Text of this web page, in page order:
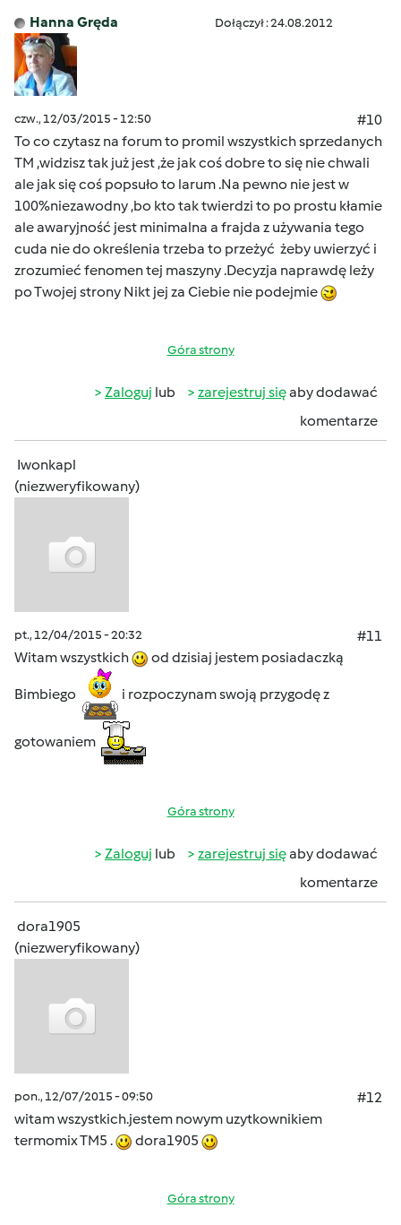
Hanna Gręda Dołączył : 24.08.2012
czw., 12/03/2015 - 12:50
#10
To co czytasz na forum to promil wszystkich sprzedanych
TM ,widzisz tak już jest ,że jak coś dobre to się nie chwali
ale jak się coś popsuło to larum .Na pewno nie jest w
100%niezawodny ,bo kto tak twierdzi to po prostu kłamie
ale awaryjność jest minimalna a frajda z używania tego
cuda nie do określenia trzeba to przeżyć żeby uwierzyć i
zrozumieć fenomen tej maszyny .Decyzja naprawdę leży
po Twojej strony Nikt jej za Ciebie nie podejmie
Góra strony
Zaloguj lub zarejestruj sięaby dodawać
komentarze
Iwonkapl
(niezweryfikowany)
pt., 12/04/2015 - 20:32
#11
Witam wszystkich
od dzisiaj jestem posiadaczką
Bimbiego i rozpoczynam swoją przygodę z
gotowaniem
Góra strony
Zaloguj lub zarejestruj sięaby dodawać
komentarze
dora1905
(niezweryfikowany)
pon., 12/07/2015 - 09:50
#12
witam wszystkich.jestem nowym uzytkownikiem
termomix TM5 .
dora1905
Góra strony